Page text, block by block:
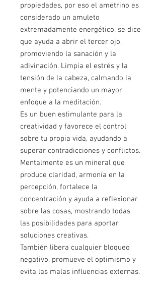
propiedades, por eso el ametrino es
considerado un amuleto
extremadamente energético, se dice
que ayuda a abrir el tercer ojo,
promoviendo la sanación y la
adivinación. Limpia el estrés y la
tensión de la cabeza, calmando la
mente y potenciando un mayor
enfoque a la meditación.
Es un buen estimulante para la
creatividad y favorece el control
sobre tu propia vida, ayudando a
superar contradicciones y conflictos.
Mentalmente es un mineral que
produce claridad, armonía en la
percepción, fortalece la
concentración y ayuda a reflexionar
sobre las cosas, mostrando todas
las posibilidades para aportar
soluciones creativas.
También libera cualquier bloqueo
negativo, promueve el optimismo y
evita las malas influencias externas.